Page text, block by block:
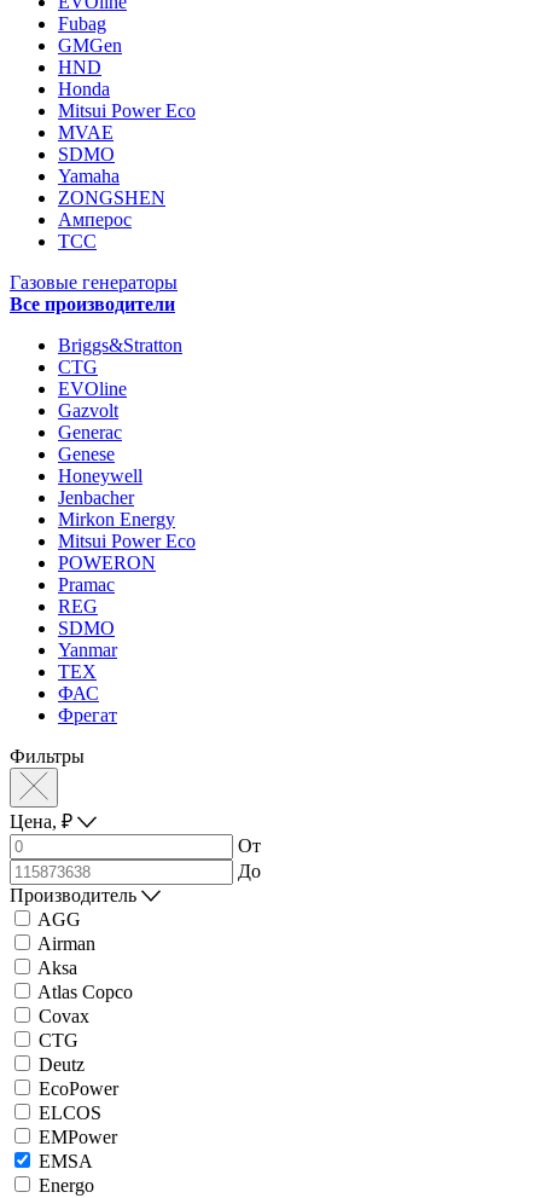
Fubag
GMGen
HND
Honda
Mitsui Power Eco
MVAE
SDMO
Yamaha
ZONGSHEN
Амперос
ТСС
Газовые генераторы
Все производители
Briggs&Stratton
CTG
EVOline
Gazvolt
Generac
Genese
Honeywell
Jenbacher
Mirkon Energy
Mitsui Power Eco
POWERON
Pramac
REG
SDMO
Yanmar
ТЕХ
ФАС
Фрегат
Фильтры
Цена, ₽
От
До
Производитель
AGG
Airman
Aksa
Atlas Copco
Covax
CTG
Deutz
EcoPower
ELCOS
EMPower
EMSA
Energo